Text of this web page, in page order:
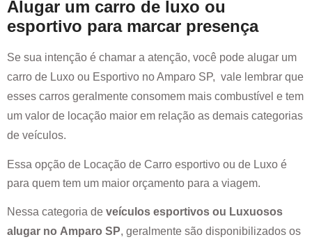
Alugar um carro de luxo ou
esportivo para marcar presença
Se sua intenção é chamar a atenção, você pode alugar um
carro de Luxo ou Esportivo noAmparo SP, vale lembrar que
esses carros geralmente consomem mais combustível e tem
um valor de locação maior em relação as demais categorias
de veículos.
Essa opção de Locação de Carro esportivo ou de Luxo é
para quem tem um maior orçamento para a viagem.
Nessa categoria de veículos esportivos ou Luxuosos
alugar no Amparo SP, geralmente são disponibilizados os